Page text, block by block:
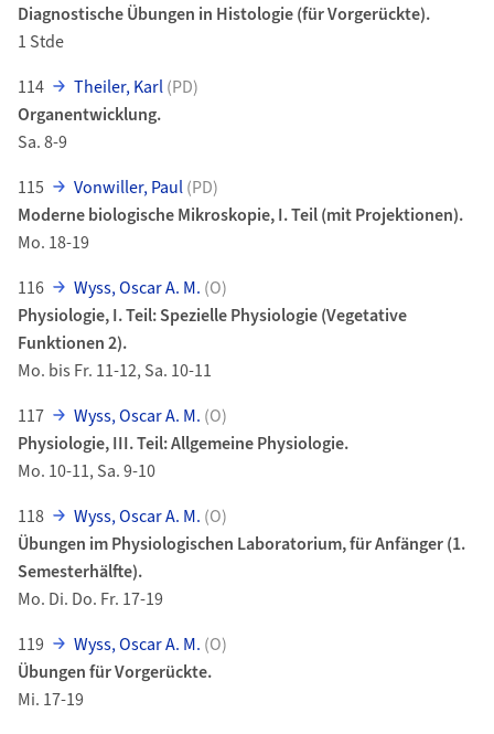
Diagnostische Übungen in Histologie (für Vorgerückte).
1 Stde
114
Theiler, Karl(PD)
Organentwicklung.
Sa. 8-9
115
Vonwiller, Paul(PD)
Moderne biologische Mikroskopie, I. Teil (mit Projektionen).
Mo. 18-19
116
Wyss, Oscar A. M. (O)
Physiologie, I. Teil: Spezielle Physiologie (Vegetative
Funktionen 2).
Mo. bis Fr. 11-12, Sa. 10-11
117
Wyss, Oscar A. M. (O)
Physiologie, III. Teil: Allgemeine Physiologie.
Mo. 10-11, Sa. 9-10
118
Wyss, Oscar A. M. (O)
Übungen im Physiologischen Laboratorium, für Anfänger (1.
Semesterhälfte).
Mo. Di. Do. Fr. 17-19
119
Wyss, Oscar A. M. (O)
Übungen für Vorgerückte.
Mi. 17-19